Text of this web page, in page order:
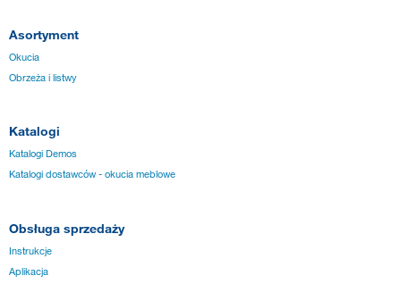
Asortyment
Okucia
Obrzeża i listwy
Katalogi
Katalogi Demos
Katalogi dostawców - okucia meblowe
Obsługa sprzedaży
Instrukcje
Aplikacja